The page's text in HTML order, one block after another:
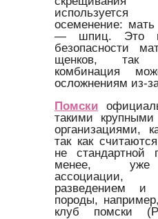
используется
осеменение:
— шпиц. Это
безопасности
щенков, так
комбинация
осложнениям из-
Помски
такими крупными
организациями,
так как
не стандартной
менее, уже
ассоциации,
разведением и
породы,
клуб помски